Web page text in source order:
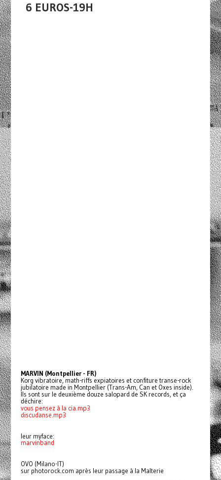
6 EUROS-19H
MARVIN (Montpellier - FR)
Korg vibratoire, math-riffs expiatoires et confiture transe-rock
jubilatoire made in Montpellier (Trans-Am, Can et Oxes inside).
Ils sont sur le deuxième douze salopard de SK records, et ça
déchire:
vous pensez à la cia.mp3
discudanse.mp3
leur myface:
marvinband
OVO (Milano-IT)
sur photorock.com après leur passage à la Malterie